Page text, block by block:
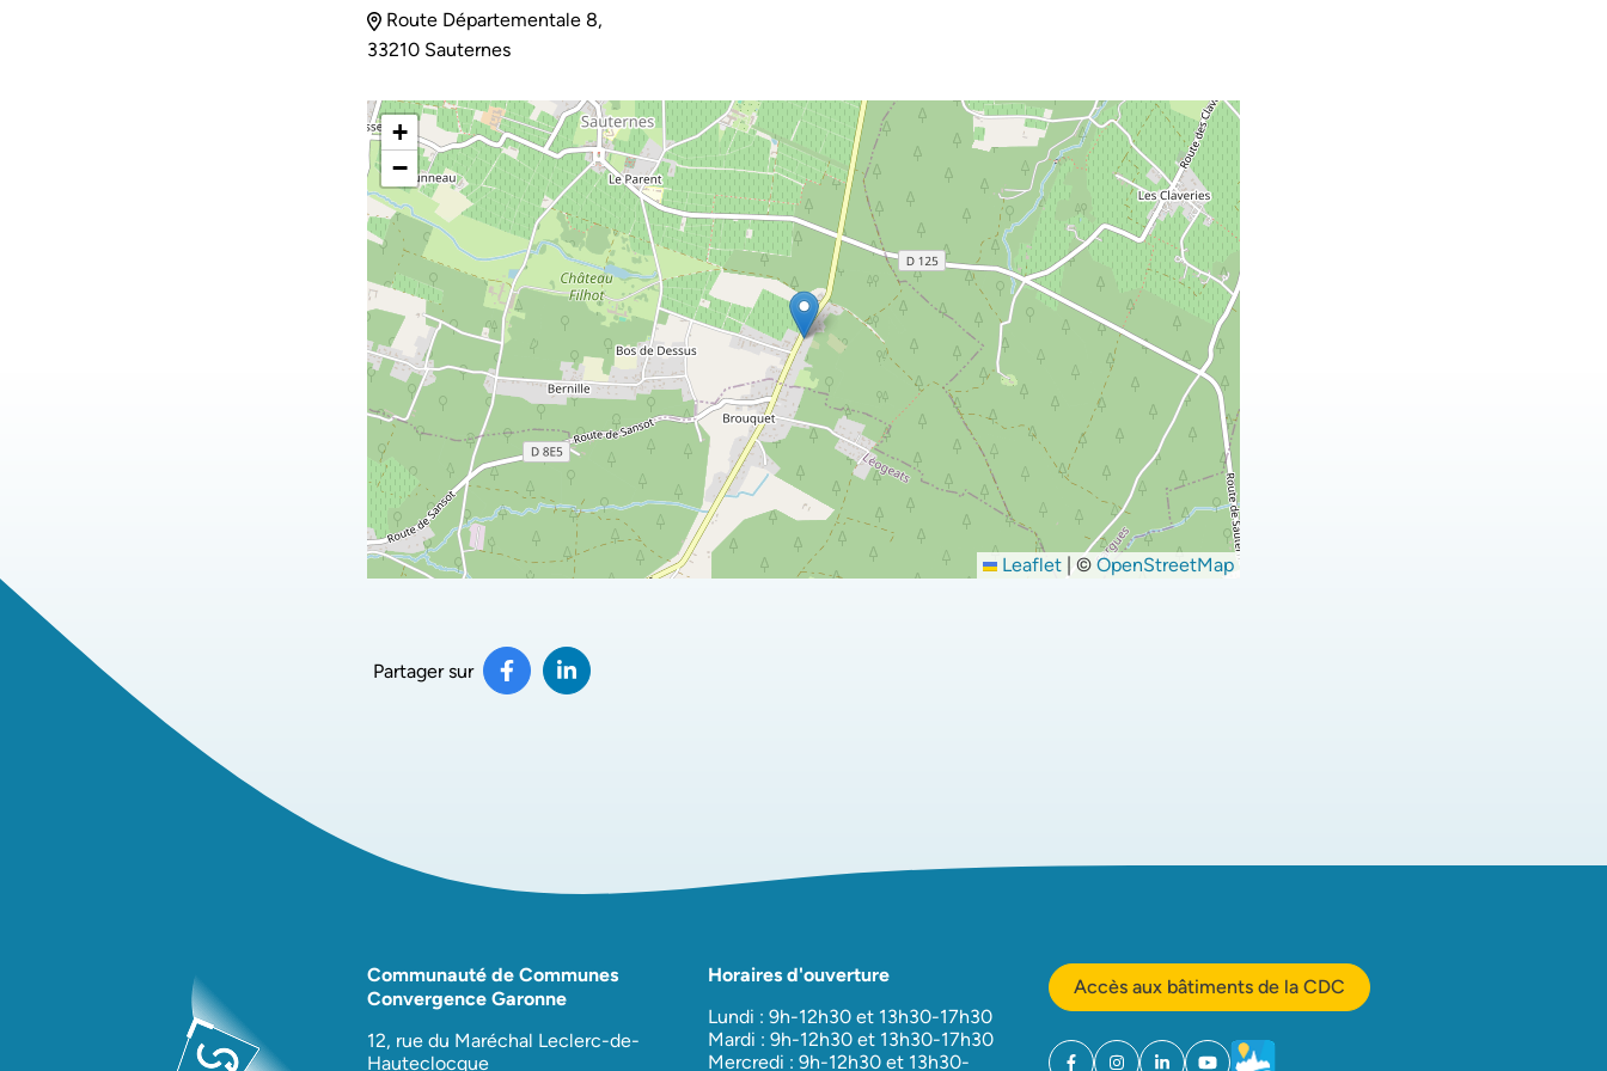
Route Départementale 8,
33210 Sauternes
+
−
Leaflet |© OpenStreetMap
Partager sur Partager sur Facebook
(ouverture dans un nouvel onglet)
Partager sur LinkedIn
(ouverture dans un nouvel onglet)
Communauté de Communes
Convergence Garonne
12, rue du Maréchal Leclerc-de-
Hauteclocque
Horaires d'ouverture
Lundi : 9h-12h30 et 13h30-17h30
Mardi : 9h-12h30 et 13h30-17h30
Mercredi : 9h-12h30 et 13h30-
Accès aux bâtiments de la CDC